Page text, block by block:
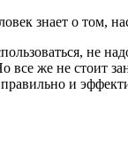
знает о том,
не
все же не стоит
и